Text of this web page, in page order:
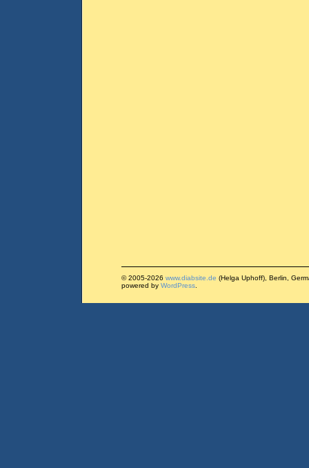
© 2005-2026 www.diabsite.de (Helga Uphoff), Berlin,
powered by WordPress.